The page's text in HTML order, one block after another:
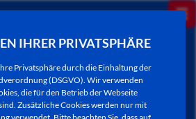
IHRER PRIVATSPHÄRE
Privatsphäre durch die Einhaltung der
(DSGVO). Wir verwenden
die für den Betrieb der Webseite
Zusätzliche Cookies werden nur mit